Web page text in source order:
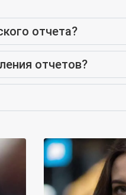
отчета?
отчетов?